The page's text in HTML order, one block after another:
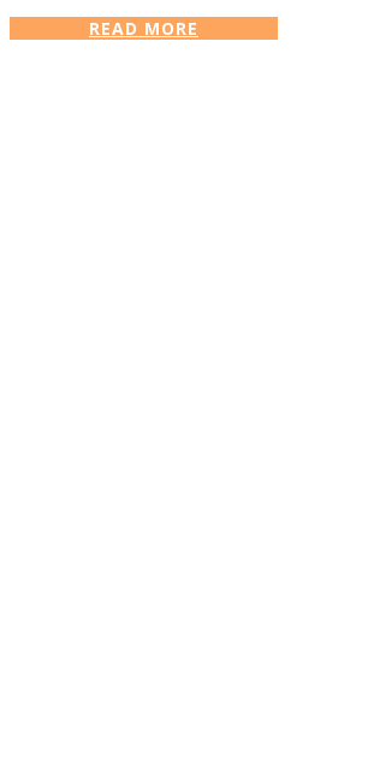
READ MORE